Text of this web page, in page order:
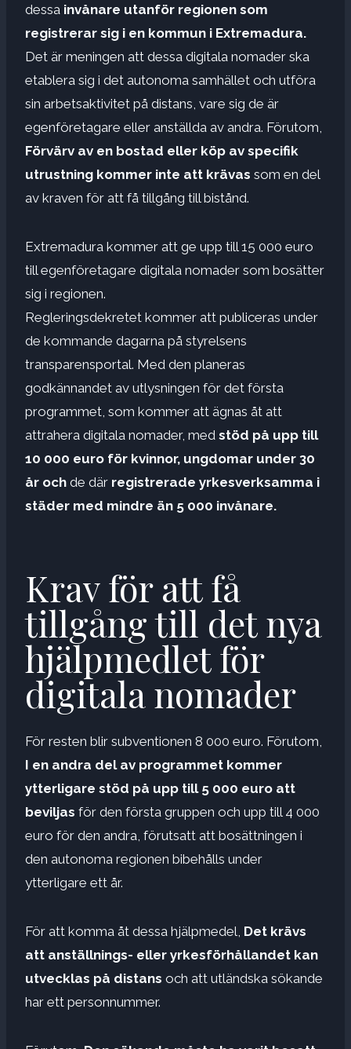
dessa invånare utanför regionen som
registrerar sig i en kommun i Extremadura.
Det är meningen att dessa digitala nomader ska
etablera sig i det autonoma samhället och utföra
sin arbetsaktivitet på distans, vare sig de är
egenföretagare eller anställda av andra. Förutom,
Förvärv av en bostad eller köp av specifik
utrustning kommer inte att krävas som en del
av kraven för att få tillgång till bistånd.
Extremadura kommer att ge upp till 15 000 euro
till egenföretagare digitala nomader som bosätter
sig i regionen.
Regleringsdekretet kommer att publiceras under
de kommande dagarna på styrelsens
transparensportal. Med den planeras
godkännandet av utlysningen för det första
programmet, som kommer att ägnas åt att
attrahera digitala nomader, med stöd på upp till
10 000 euro för kvinnor, ungdomar under 30
år och de där registrerade yrkesverksamma i
städer med mindre än 5 000 invånare.
Krav för att få
tillgång till det nya
hjälpmedlet för
digitala nomader
För resten blir subventionen 8 000 euro. Förutom,
I en andra del av programmet kommer
ytterligare stöd på upp till 5 000 euro att
beviljas för den första gruppen och upp till 4 000
euro för den andra, förutsatt att bosättningen i
den autonoma regionen bibehålls under
ytterligare ett år.
För att komma åt dessa hjälpmedel, Det krävs
att anställnings- eller yrkesförhållandet kan
utvecklas på distans och att utländska sökande
har ett personnummer.